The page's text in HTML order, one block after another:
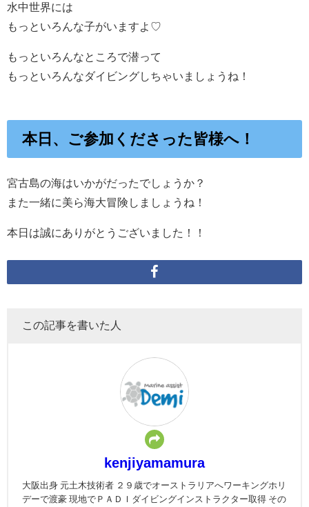
水中世界には
もっといろんな子がいますよ♡
もっといろんなところで潜って
もっといろんなダイビングしちゃいましょうね！
本日、ご参加くださった皆様へ！
宮古島の海はいかがだったでしょうか？
また一緒に美ら海大冒険しましょうね！
本日は誠にありがとうございました！！
この記事を書いた人
kenjiyamamura
大阪出身 元土木技術者 ２９歳でオーストラリアへワーキングホリ
デーで渡豪 現地でＰＡＤＩダイビングインストラクター取得 その